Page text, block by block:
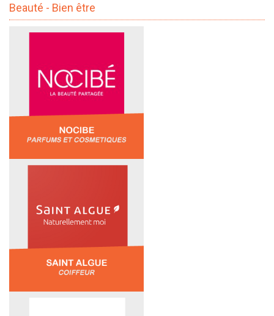
Beauté - Bien être